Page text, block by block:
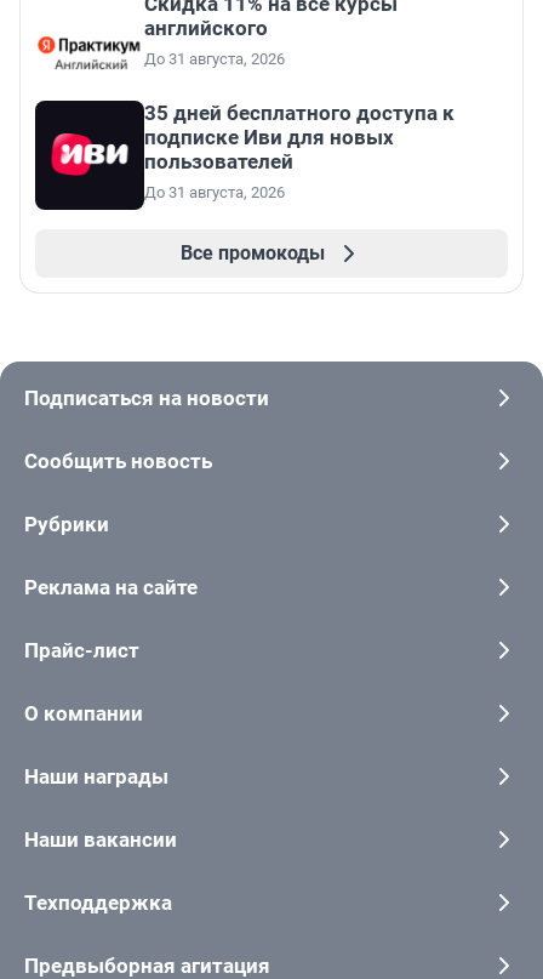
английского
До 31 августа, 2026
35 дней бесплатного доступа к
подписке Иви для новых
пользователей
До 31 августа, 2026
Все промокоды
Подписаться на новости
Сообщить новость
Рубрики
Реклама на сайте
Прайс-лист
О компании
Наши награды
Наши вакансии
Техподдержка
Предвыборная агитация